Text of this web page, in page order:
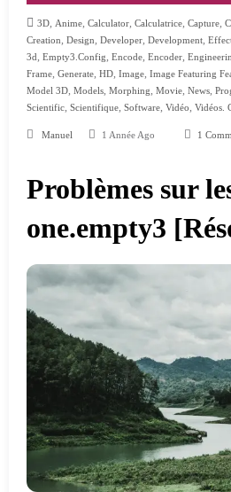
3D, Anime, Calculator, Calculatrice, Capture,
Creation, Design, Developer, Development,
3d, Empty3.config, Encode, Encoder,
Frame, Generate, HD, Image, Image Featuring
Model 3D, Models, Morphing, Movie, News,
Scientific, Scientifique, Software, Vidéo, Vidéos.
Manuel 1 Année Ago 1
Problèmes sur
one.empty3